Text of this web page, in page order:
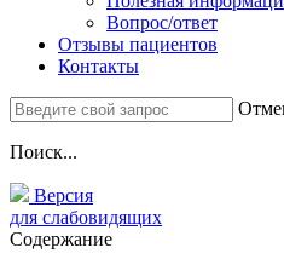
Вопрос/ответ
Отзывы пациентов
Контакты
Поиск...
Версия
для слабовидящих
Содержание